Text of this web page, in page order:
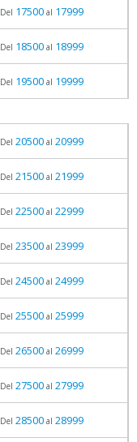
Del 17500al 17999
Del 18500al 18999
Del 19500al 19999
Del 20500al 20999
Del 21500al 21999
Del 22500al 22999
Del 23500al 23999
Del 24500al 24999
Del 25500al 25999
Del 26500al 26999
Del 27500al 27999
Del 28500al 28999